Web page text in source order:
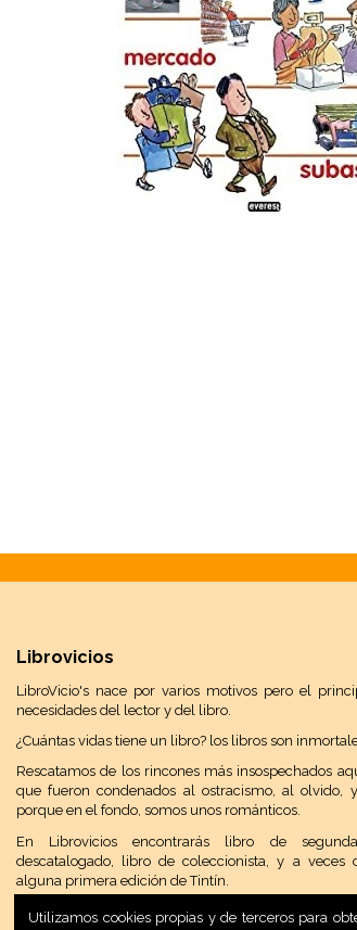
Librovicios
LibroVicio's nace por varios motivos pero el
necesidades del lector y del libro.
¿Cuántas vidas tiene un libro? los libros son
Rescatamos de los rincones más insospechados
que fueron condenados al ostracismo, al olvido,
porque en el fondo, somos unos románticos.
En Librovicios encontrarás libro de
descatalogado, libro de coleccionista, y a veces
alguna primera edición de Tintín.
Utilizamos cookies propias y de terceros para